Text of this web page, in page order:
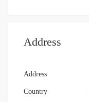
Address
Address
Country